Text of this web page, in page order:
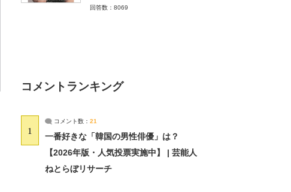
回答数：8069
コメントランキング
1
コメント数： 21
一番好きな「韓国の男性俳優」は？
【2026年版・人気投票実施中】 | 芸能人
ねとらぼリサーチ